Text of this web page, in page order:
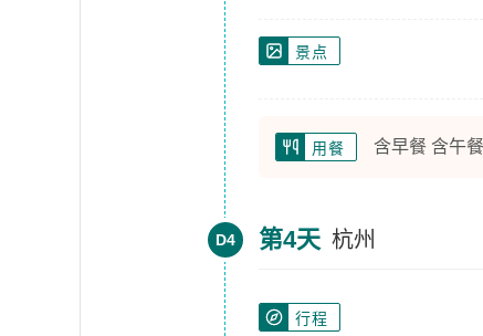
景点
用餐 含早餐 含午
D4 第4天 杭州
行程